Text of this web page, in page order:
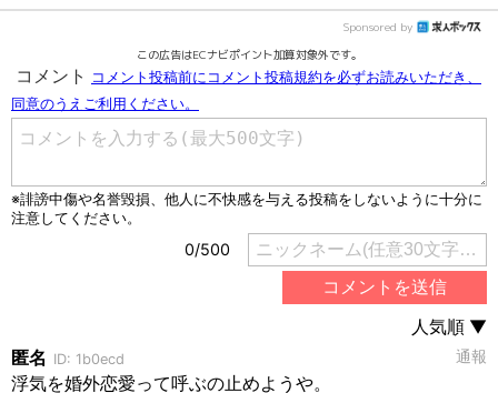
Sponsored by
この広告はECナビポイント加算対象外です。